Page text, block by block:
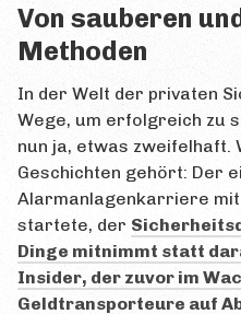
Bewertung
Wiederholung
Zertifikat
GESETZ
FRAGEN
Häufige Fragen
Forum
Von sauberen
Methoden
In der Welt der privaten
Wege, um erfolgreich zu
nun ja, etwas zweifelhaft.
Geschichten gehört: Der
Alarmanlagenkarriere mit
startete, der
Dinge mitnimmt statt
Insider, der zuvor im
Geldtransporteure auf